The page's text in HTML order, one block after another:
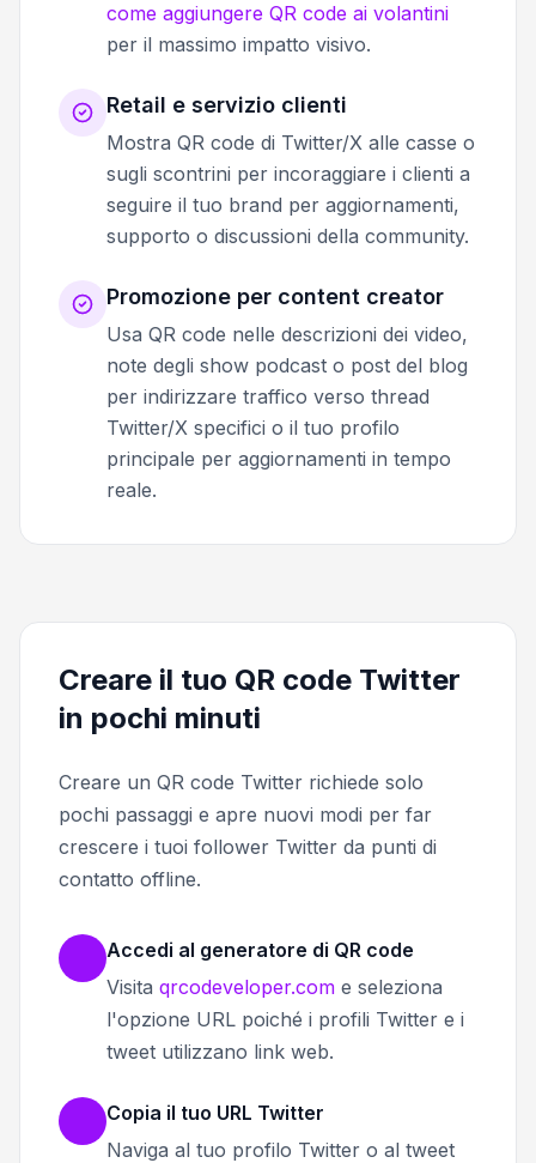
come aggiungere QR code ai volantini
per il massimo impatto visivo.
Retail e servizio clienti
Mostra QR code di Twitter/X alle casse o
sugli scontrini per incoraggiare i clienti a
seguire il tuo brand per aggiornamenti,
supporto o discussioni della community.
Promozione per content creator
Usa QR code nelle descrizioni dei video,
note degli show podcast o post del blog
per indirizzare traffico verso thread
Twitter/X specifici o il tuo profilo
principale per aggiornamenti in tempo
reale.
Creare il tuo QR code Twitter
in pochi minuti
Creare un QR code Twitter richiede solo
pochi passaggi e apre nuovi modi per far
crescere i tuoi follower Twitter da punti di
contatto offline.
Accedi al generatore di QR code
Visita qrcodeveloper.com e seleziona
l'opzione URL poiché i profili Twitter e i
tweet utilizzano link web.
Copia il tuo URL Twitter
Naviga al tuo profilo Twitter o al tweet